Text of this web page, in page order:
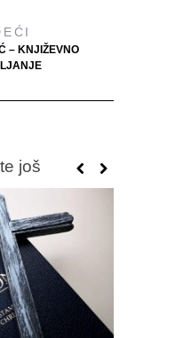
– KNJIŽEVNO
još